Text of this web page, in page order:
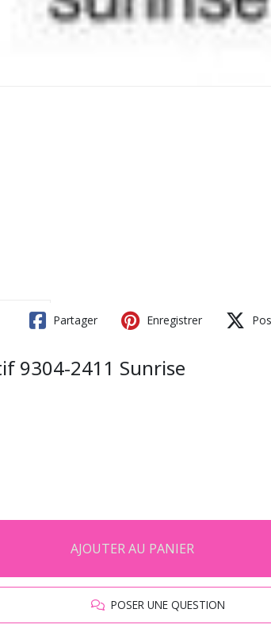
Partager Enregistrer
9304-2411 Sunrise
AJOUTER AU PANIER
POSER UNE QUESTION